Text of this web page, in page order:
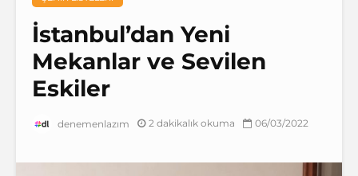
İstanbul’dan Yeni
Mekanlar ve Sevilen
Eskiler
denemenlazım 2 dakikalık okuma 06/03/2022